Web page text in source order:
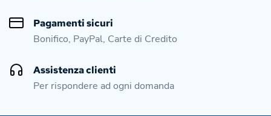
Pagamenti sicuri
Bonifico, PayPal, Carte di Credito
Assistenza clienti
Per rispondere ad ogni domanda